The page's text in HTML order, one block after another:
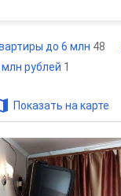
до 6 млн 48
рублей 1
Показать на карте